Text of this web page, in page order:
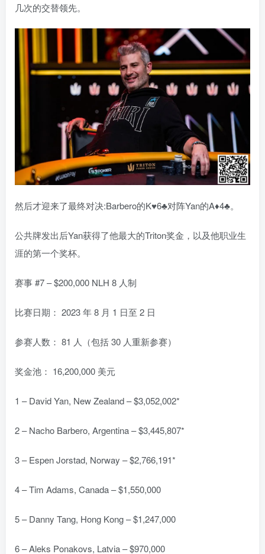
几次的交替领先。
然后才迎来了最终对决:Barbero的K♥6♣对阵Yan的A♦4♣。
公共牌发出后Yan获得了他最大的Triton奖金，以及他职业生
涯的第一个奖杯。
赛事 #7 – $200,000 NLH 8 人制
比赛日期： 2023 年 8 月 1 日至 2 日
参赛人数： 81 人（包括 30 人重新参赛）
奖金池： 16,200,000 美元
1 – David Yan, New Zealand – $3,052,002*
2 – Nacho Barbero, Argentina – $3,445,807*
3 – Espen Jorstad, Norway – $2,766,191*
4 – Tim Adams, Canada – $1,550,000
5 – Danny Tang, Hong Kong – $1,247,000
6 – Aleks Ponakovs, Latvia – $970,000